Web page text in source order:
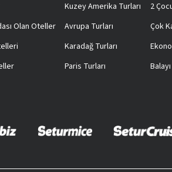
Olan Oteller
Kuzey Amerika Turları
Avrupa Turları
Karadağ Turları
Paris Turları
2
Çok